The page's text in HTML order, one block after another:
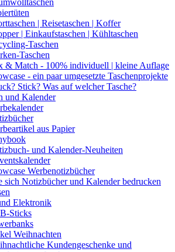
| Reisetaschen | Koffer
| Einkaufstaschen | Kühltaschen
Taschen
Taschen
& Match - 100% individuell | kleine Auflage
- ein paar umgesetzte Taschenprojekte
Stick? Was auf welcher Tasche?
und Kalender
aus Papier
und Kalender-Neuheiten
Werbenotizbücher
sich Notizbücher und Kalender bedrucken
Elektronik
Sticks
Weihnachten
Kundengeschenke und